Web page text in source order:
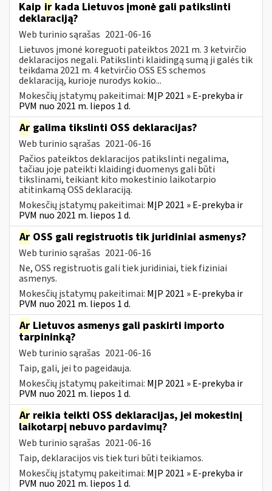
Kaip ir kada Lietuvos įmonė gali patikslinti
deklaraciją?
Web turinio sąrašas 2021-06-16
Lietuvos įmonė koreguoti pateiktos 2021 m. 3 ketvirčio
deklaracijos negali. Patikslinti klaidingą sumą ji galės tik
teikdama 2021 m. 4 ketvirčio OSS ES schemos
deklaraciją, kurioje nurodys kokio...
Mokesčių įstatymų pakeitimai: MĮP 2021 » E-prekyba ir
PVM nuo 2021 m. liepos 1 d.
Ar galima tikslinti OSS deklaracijas?
Web turinio sąrašas 2021-06-16
Pačios pateiktos deklaracijos patikslinti negalima,
tačiau joje pateikti klaidingi duomenys gali būti
tikslinami, teikiant kito mokestinio laikotarpio
atitinkamą OSS deklaraciją.
Mokesčių įstatymų pakeitimai: MĮP 2021 » E-prekyba ir
PVM nuo 2021 m. liepos 1 d.
Ar OSS gali registruotis tik juridiniai asmenys?
Web turinio sąrašas 2021-06-16
Ne, OSS registruotis gali tiek juridiniai, tiek fiziniai
asmenys.
Mokesčių įstatymų pakeitimai: MĮP 2021 » E-prekyba ir
PVM nuo 2021 m. liepos 1 d.
Ar Lietuvos asmenys gali paskirti importo
tarpininką?
Web turinio sąrašas 2021-06-16
Taip, gali, jei to pageidauja.
Mokesčių įstatymų pakeitimai: MĮP 2021 » E-prekyba ir
PVM nuo 2021 m. liepos 1 d.
Ar reikia teikti OSS deklaracijas, jei mokestinį
laikotarpį nebuvo pardavimų?
Web turinio sąrašas 2021-06-16
Taip, deklaracijos vis tiek turi būti teikiamos.
Mokesčių įstatymų pakeitimai: MĮP 2021 » E-prekyba ir
PVM nuo 2021 m. liepos 1 d.